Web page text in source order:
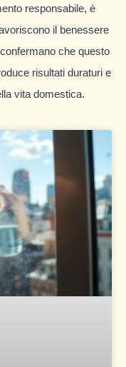
responsabile, è
il benessere
che questo
risultati duraturi e
vita domestica.